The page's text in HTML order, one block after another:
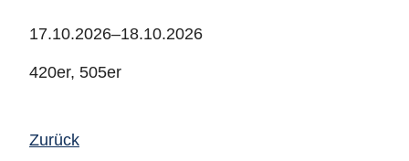
17.10.2026–18.10.2026
420er, 505er
Zurück